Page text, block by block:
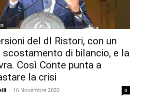
del dl Ristori, con un
scostamento di bilancio, e la
Così Conte punta a
la crisi
- 16 Novembre 2020 0